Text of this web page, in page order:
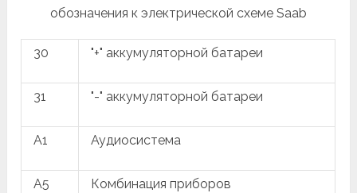
обозначения к электрической схеме Saab
30 "+" аккумуляторной батареи
31 "-" аккумуляторной батареи
A1 Аудиосистема
A5 Комбинация приборов